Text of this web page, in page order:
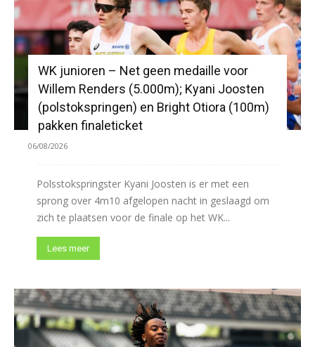
WK junioren – Net geen medaille voor
Willem Renders (5.000m); Kyani Joosten
(polstokspringen) en Bright Otiora (100m)
pakken finaleticket
06/08/2026
Polsstokspringster Kyani Joosten is er met een
sprong over 4m10 afgelopen nacht in geslaagd om
zich te plaatsen voor de finale op het WK...
Lees meer